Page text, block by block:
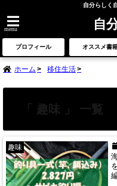
自分らしく
menu 自
プロフィール オススメ書
ホーム 移住生活
「 趣味 」 一覧
趣味